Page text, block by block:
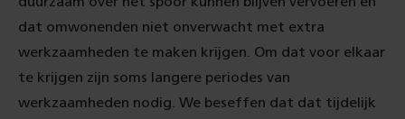
dat omwonenden niet onverwacht met extra
werkzaamheden te maken krijgen. Om dat voor elkaar
te krijgen zijn soms langere periodes van
werkzaamheden nodig. We beseffen dat dat tijdelijk